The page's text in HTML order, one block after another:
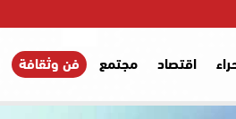
اقتصاد مجتمع فن وثقافة